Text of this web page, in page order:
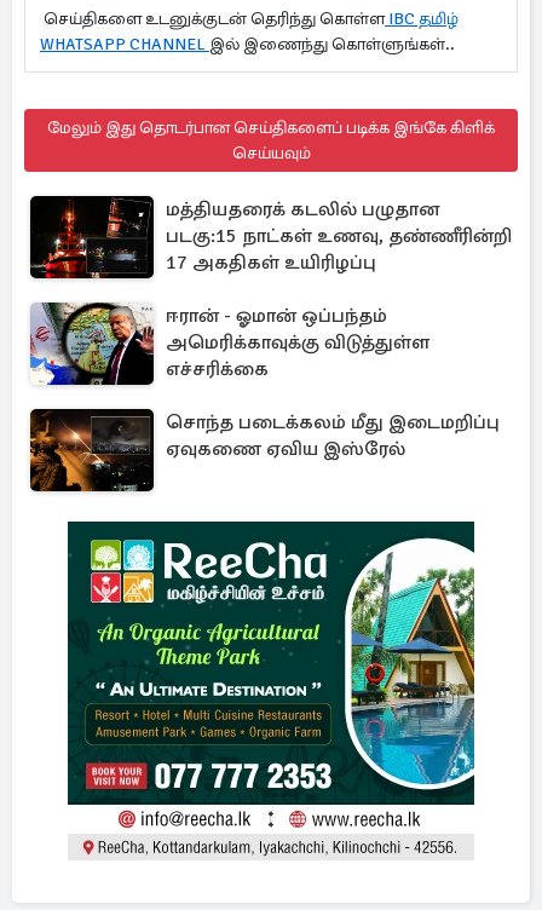
செய்திகளை உடனுக்குடன் தெரிந்து கொள்ளIBC தமிழ்
WHATSAPP CHANNEL இல் இணைந்து கொள்ளுங்கள்..
மேலும் இது தொடர்பான செய்திகளைப் படிக்க இங்கே கிளிக்
செய்யவும்
மத்தியதரைக் கடலில் பழுதான
படகு:15 நாட்கள் உணவு, தண்ணீரின்றி
17 அகதிகள் உயிரிழப்பு
ஈரான் - ஓமான் ஒப்பந்தம்
அமெரிக்காவுக்கு விடுத்துள்ள
எச்சரிக்கை
சொந்த படைக்கலம் மீது இடைமறிப்பு
ஏவுகணை ஏவிய இஸ்ரேல்